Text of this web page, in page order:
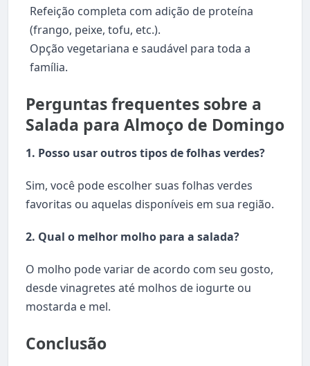
Refeição completa com adição de proteína
(frango, peixe, tofu, etc.).
Opção vegetariana e saudável para toda a
família.
Perguntas frequentes sobre a
Salada para Almoço de Domingo
1. Posso usar outros tipos de folhas verdes?
Sim, você pode escolher suas folhas verdes
favoritas ou aquelas disponíveis em sua região.
2. Qual o melhor molho para a salada?
O molho pode variar de acordo com seu gosto,
desde vinagretes até molhos de iogurte ou
mostarda e mel.
Conclusão